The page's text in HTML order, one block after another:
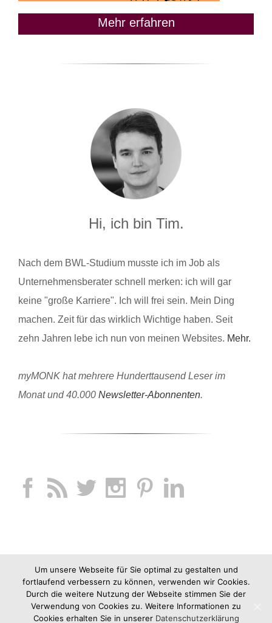
Mehr erfahren
Hi, ich bin Tim.
Nach dem BWL-Studium musste ich im Job als
Unternehmensberater schnell merken: ich will gar
keine "große Karriere". Ich will frei sein. Mein Ding
machen. Zeit für das wirklich Wichtige haben. Seit
zehn Jahren lebe ich nun von meinen Websites. Mehr.
myMONK hat mehrere Hunderttausend Leser im
Monat und 40.000 Newsletter-Abonnenten.
Um unsere Webseite für Sie optimal zu gestalten und
fortlaufend verbessern zu können, verwenden wir Cookies.
Durch die weitere Nutzung der Webseite stimmen Sie der
Verwendung von Cookies zu. Weitere Informationen zu
Cookies erhalten Sie in unserer Datenschutzerklärung